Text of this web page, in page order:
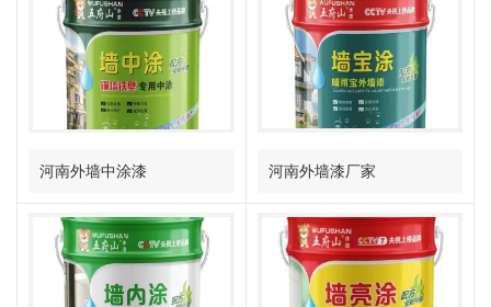
河南外墙中涂漆 河南外墙漆厂家